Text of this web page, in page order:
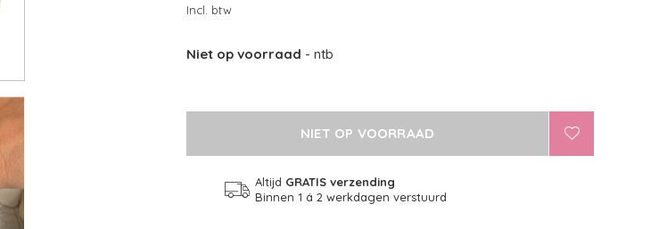
Incl. btw
Niet op voorraad - ntb
NIET OP VOORRAAD
Altijd GRATIS verzending
Binnen 1 á 2 werkdagen verstuurd